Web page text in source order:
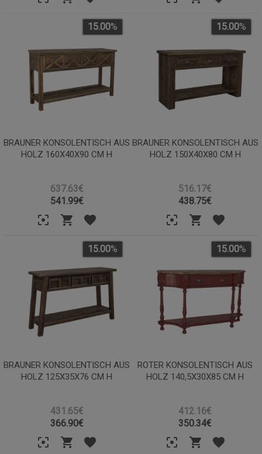
BRAUNER KONSOLENTISCH AUS
HOLZ 160X40X90 CM H
637.63€
15.00%
541.99€
BRAUNER KONSOLENTISCH AUS
HOLZ 150X40X80 CM H
516.17€
15.00%
438.75€
BRAUNER KONSOLENTISCH AUS
HOLZ 125X35X76 CM H
431.65€
15.00%
366.90€
ROTER KONSOLENTISCH AUS
HOLZ 140,5X30X85 CM H
412.16€
15.00%
350.34€